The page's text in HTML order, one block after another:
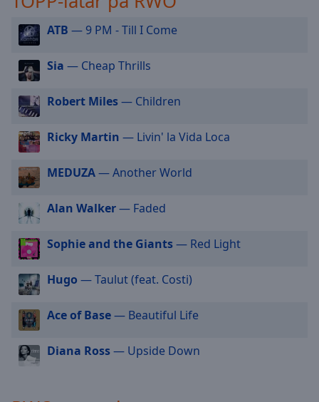
settings
dialog
subtitles
off
selected
Track
in-
Picture
This
modal
window.
Beginning
dialog
window.
ATB — 9 PM - Till I Come
Sia — Cheap Thrills
Robert Miles— Children
Ricky Martin — Livin' la Vida Loca
MEDUZA— Another World
Alan Walker— Faded
Sophie and the Giants— Red Light
Hugo — Taulut (feat. Costi)
Ace of Base— Beautiful Life
Diana Ross— Upside Down